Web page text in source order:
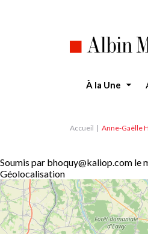
À la Une
Accueil Anne-Gaëlle
Soumis par bhoquy@kaliop.com le
Géolocalisation